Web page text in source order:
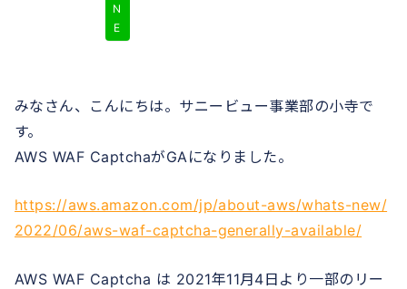
N
E
みなさん、こんにちは。サニービュー事業部の小寺で
す。
AWS WAF CaptchaがGAになりました。
https://aws.amazon.com/jp/about-aws/whats-new/
2022/06/aws-waf-captcha-generally-available/
AWS WAF Captcha は 2021年11月4日より一部のリー